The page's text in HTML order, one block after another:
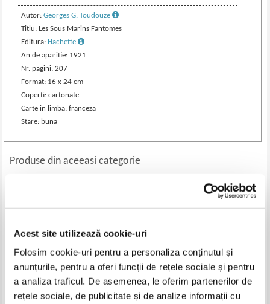
Acest site utilizează cookie-uri
Folosim cookie-uri pentru a personaliza conținutul și
anunțurile, pentru a oferi funcții de rețele sociale și pentru
a analiza traficul. De asemenea, le oferim partenerilor de
rețele sociale, de publicitate și de analize informații cu
Autor:Georges G. Toudouze
Titlu: Les Sous Marins Fantomes
Editura: Hachette
An de aparitie: 1921
Nr. pagini: 207
Format: 16 x 24 cm
Coperti: cartonate
Carte in limba: franceza
Stare: buna
Produse din aceeasi categorie
-35%